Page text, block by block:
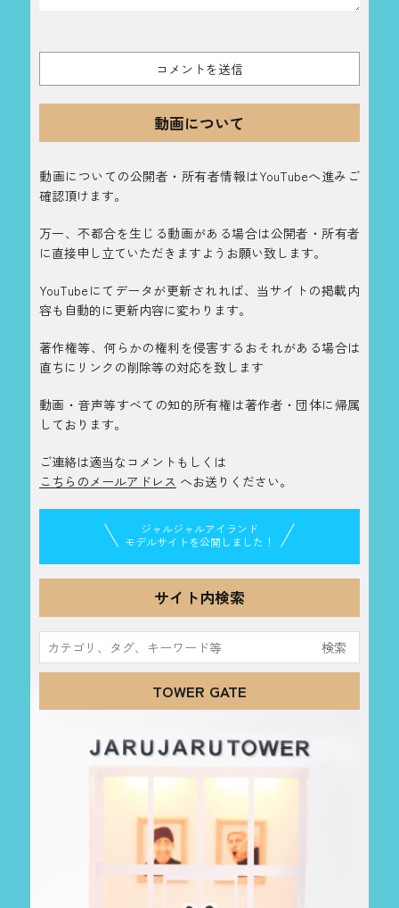
動画について
動画についての公開者・所有者情報はYouTubeへ進みご
確認頂けます。
万一、不都合を生じる動画がある場合は公開者・所有者
に直接申し立ていただきますようお願い致します。
YouTubeにてデータが更新されれば、当サイトの掲載内
容も自動的に更新内容に変わります。
著作権等、何らかの権利を侵害するおそれがある場合は
直ちにリンクの削除等の対応を致します
動画・音声等すべての知的所有権は著作者・団体に帰属
しております。
ご連絡は適当なコメントもしくは
こちらのメールアドレス へお送りください。
ジャルジャルアイランド
モデルサイトを公開しました！
サイト内検索
索:
TOWER GATE